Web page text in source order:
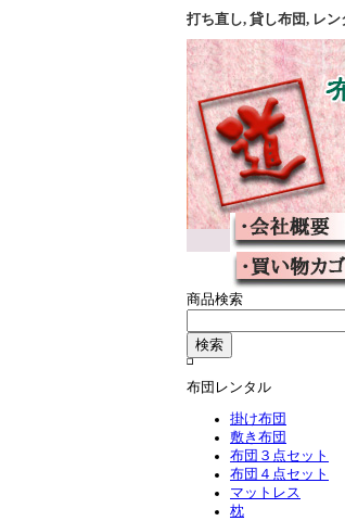
打ち直し, 貸し布団, レ
商品検索
布団レンタル
掛け布団
敷き布団
布団３点セット
布団４点セット
マットレス
枕